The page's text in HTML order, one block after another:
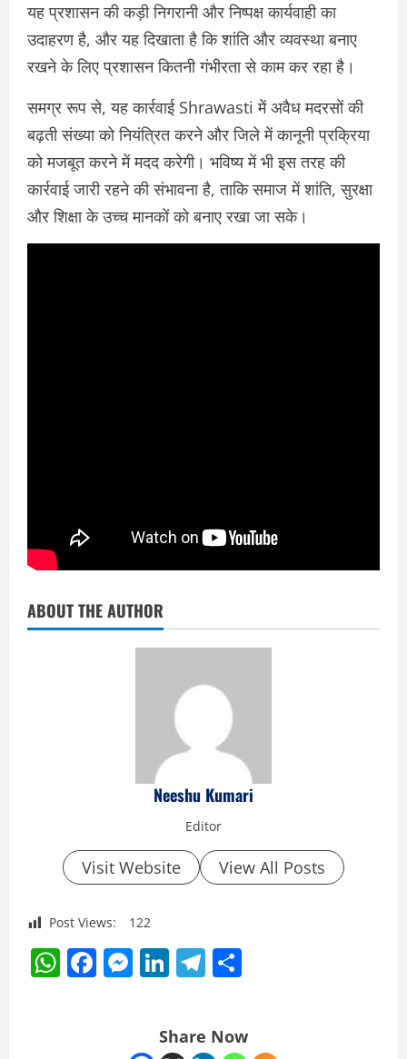
यह प्रशासन की कड़ी निगरानी और निष्पक्ष कार्यवाही का
उदाहरण है, और यह दिखाता है कि शांति और व्यवस्था बनाए
रखने के लिए प्रशासन कितनी गंभीरता से काम कर रहा है।
समग्र रूप से, यह कार्रवाई Shrawasti में अवैध मदरसों की
बढ़ती संख्या को नियंत्रित करने और जिले में कानूनी प्रक्रिया
को मजबूत करने में मदद करेगी। भविष्य में भी इस तरह की
कार्रवाई जारी रहने की संभावना है, ताकि समाज में शांति, सुरक्षा
और शिक्षा के उच्च मानकों को बनाए रखा जा सके।
ABOUT THE AUTHOR
Neeshu Kumari
Editor
Visit Website View All Posts
Post Views: 122
WhatsApp
Facebook
Messenger
LinkedIn
Telegram
Share Now